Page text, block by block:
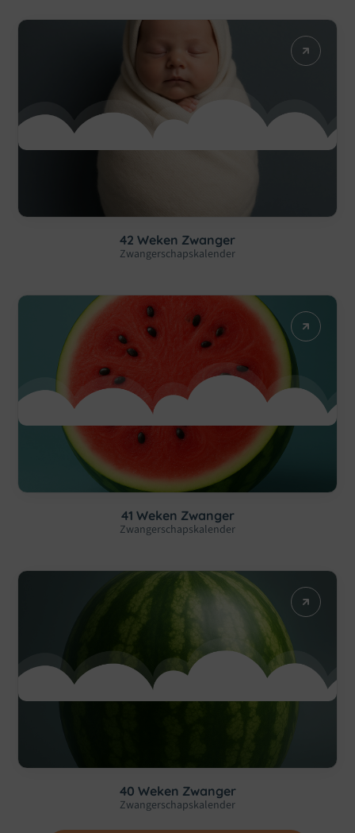
42 Weken Zwanger
Zwangerschapskalender
41 Weken Zwanger
Zwangerschapskalender
40 Weken Zwanger
Zwangerschapskalender